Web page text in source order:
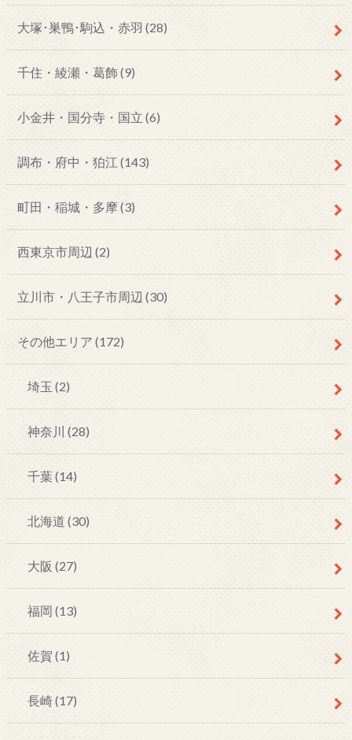
大塚･巣鴨･駒込・赤羽 (28)
千住・綾瀬・葛飾(9)
小金井・国分寺・国立 (6)
調布・府中・狛江 (143)
町田・稲城・多摩(3)
西東京市周辺 (2)
立川市・八王子市周辺 (30)
その他エリア (172)
埼玉 (2)
神奈川 (28)
千葉(14)
北海道 (30)
大阪 (27)
福岡 (13)
佐賀 (1)
長崎(17)